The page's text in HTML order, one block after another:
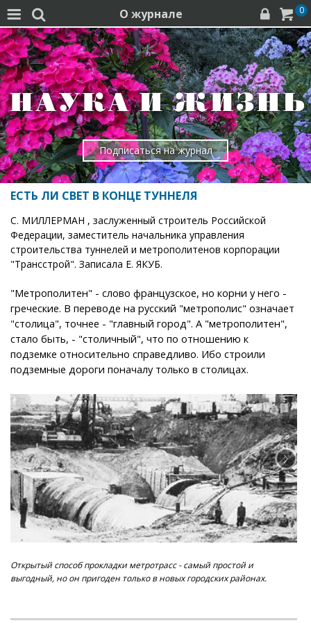
  О журнале   0
Подписаться на журнал
ЕСТЬ ЛИ СВЕТ В КОНЦЕ ТУННЕЛЯ
С. МИЛЛЕРМАН , заслуженный строитель Российской
Федерации, заместитель начальника управления
строительства туннелей и метрополитенов корпорации
"Трансстрой". Записала Е. ЯКУБ.
"Метрополитен" - слово французское, но корни у него -
греческие. В переводе на русский "метрополис" означает
"столица", точнее - "главный город". А "метрополитен",
стало быть, - "столичный", что по отношению к
подземке относительно справедливо. Ибо строили
подземные дороги поначалу только в столицах.
Открытый способ прокладки метротрасс - самый простой и
выгодный, но он пригоден только в новых городских районах.